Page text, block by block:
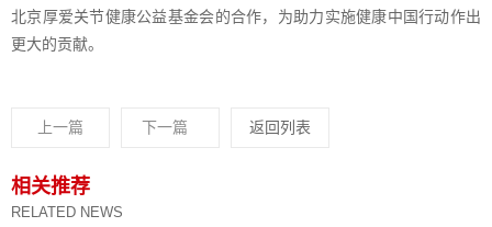
北京厚爱关节健康公益基金会的合作，为助力实施健康中国行动作出
更大的贡献。
上一篇 下一篇 返回列表
相关推荐
RELATED NEWS